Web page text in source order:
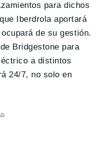
para dichos
Iberdrola aportará
de su gestión.
Bridgestone para
a distintos
24/7, no solo en